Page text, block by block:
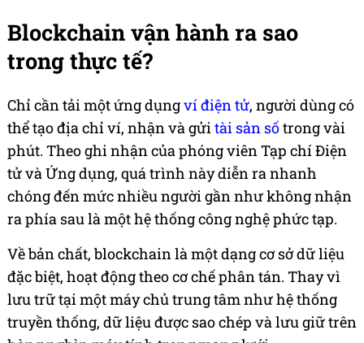
Blockchain vận hành ra sao
trong thực tế?
Chỉ cần tải một ứng dụngví điện tử, người dùng có
thể tạo địa chỉ ví, nhận và gửitài sản sốtrong vài
phút. Theo ghi nhận của phóng viên Tạp chí Điện
tử và Ứng dụng, quá trình này diễn ra nhanh
chóng đến mức nhiều người gần như không nhận
ra phía sau là một hệ thống công nghệ phức tạp.
Về bản chất, blockchain là một dạng cơ sở dữ liệu
đặc biệt, hoạt động theo cơ chế phân tán. Thay vì
lưu trữ tại một máy chủ trung tâm như hệ thống
truyền thống, dữ liệu được sao chép và lưu giữ trên